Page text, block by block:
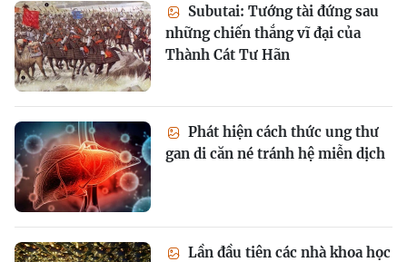
Subutai: Tướng tài đứng sau
những chiến thắng vĩ đại của
Thành Cát Tư Hãn
Phát hiện cách thức ung thư
gan di căn né tránh hệ miễn dịch
Lần đầu tiên các nhà khoa học